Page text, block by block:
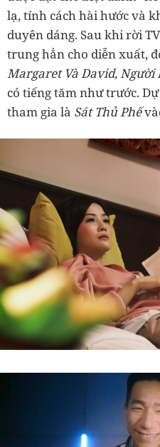
lạ, tính cách hài hước và
duyên dáng. Sau khi rời
trung hẳn cho diễn xuất,
Margaret Và David, Người
có tiếng tăm như trước.
tham gia là Sát Thủ Phế